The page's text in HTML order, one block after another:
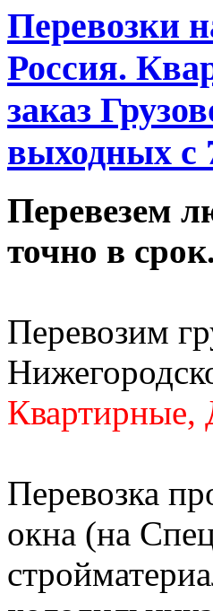
Перевозки
Россия.
заказ
выходных c
Перевезем
точно в срок.
Перевозим
Перевозка
окна (на